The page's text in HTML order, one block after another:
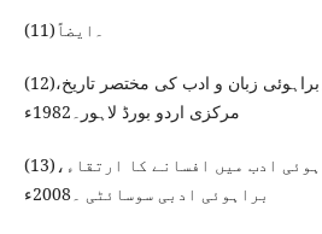
(11)۔ایضاً
(12)۔ڈاکٹر عبدالرحمٰن براہوئی۔براہوئی زبان و ادب کی مختصر تاریخ،
مرکزی اردو بورڈ لاہور۔1982ء
(13)۔خداداد گل ، براہوئی ادب میں افسانے کا ارتقاء،
براہوئی ادبی سوسائٹی ۔2008ء